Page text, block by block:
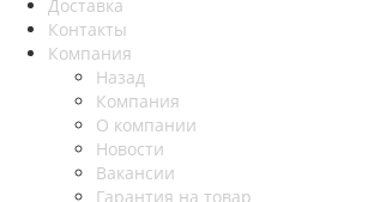
Доставка
Контакты
Компания
Назад
Компания
О компании
Новости
Вакансии
Гарантия на товар